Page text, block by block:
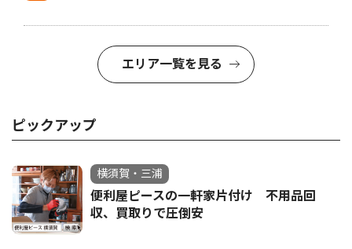
エリア一覧を見る
ピックアップ
横須賀・三浦
便利屋ピースの一軒家片付け 不用品回
収、買取りで圧倒安